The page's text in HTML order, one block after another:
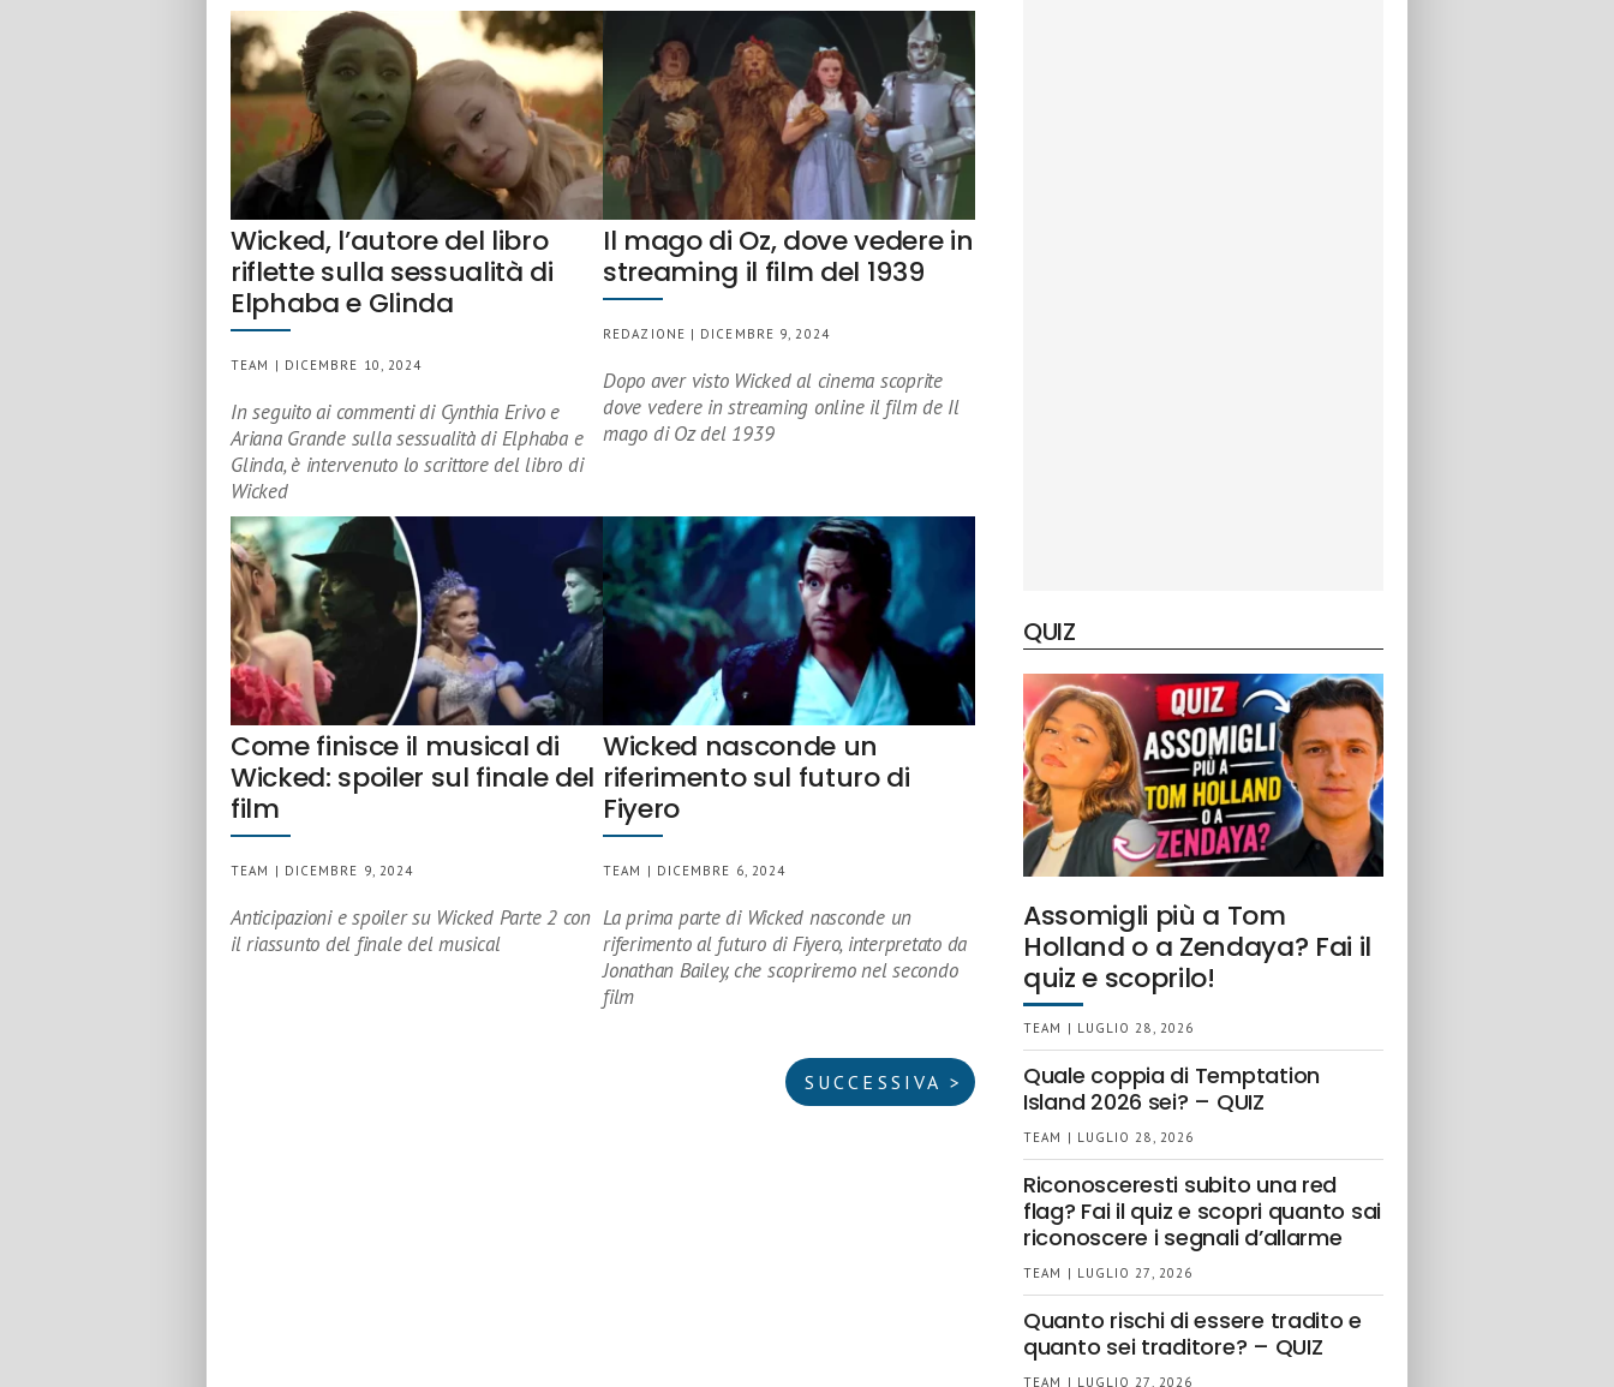
Wicked, l’autore del libro
riflette sulla sessualità di
Elphaba e Glinda
TEAM | DICEMBRE 10, 2024
In seguito ai commenti di Cynthia Erivo e
Ariana Grande sulla sessualità di Elphaba e
Glinda, è intervenuto lo scrittore del libro di
Wicked
Il mago di Oz, dove vedere in
streaming il film del 1939
REDAZIONE | DICEMBRE 9, 2024
Dopo aver visto Wicked al cinema scoprite
dove vedere in streaming online il film de Il
mago di Oz del 1939
Come finisce il musical di
Wicked: spoiler sul finale del
film
TEAM | DICEMBRE 9, 2024
Anticipazioni e spoiler su Wicked Parte 2 con
il riassunto del finale del musical
Wicked nasconde un
riferimento sul futuro di
Fiyero
TEAM | DICEMBRE 6, 2024
La prima parte di Wicked nasconde un
riferimento al futuro di Fiyero, interpretato da
Jonathan Bailey, che scopriremo nel secondo
film
SUCCESSIVA >
QUIZ
Assomigli più a Tom
Holland o a Zendaya? Fai il
quiz e scoprilo!
TEAM | LUGLIO 28, 2026
Quale coppia di Temptation
Island 2026 sei? – QUIZ
TEAM | LUGLIO 28, 2026
Riconosceresti subito una red
flag? Fai il quiz e scopri quanto sai
riconoscere i segnali d’allarme
TEAM | LUGLIO 27, 2026
Quanto rischi di essere tradito e
quanto sei traditore? – QUIZ
TEAM | LUGLIO 27, 2026